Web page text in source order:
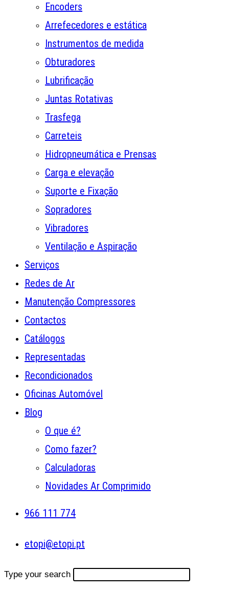
Encoders
Arrefecedores e estática
Instrumentos de medida
Obturadores
Lubrificação
Juntas Rotativas
Trasfega
Carreteis
Hidropneumática e Prensas
Carga e elevação
Suporte e Fixação
Sopradores
Vibradores
Ventilação e Aspiração
Serviços
Redes de Ar
Manutenção Compressores
Contactos
Catálogos
Representadas
Recondicionados
Oficinas Automóvel
Blog
O que é?
Como fazer?
Calculadoras
Novidades Ar Comprimido
966 111 774
etopi@etopi.pt
Type your search